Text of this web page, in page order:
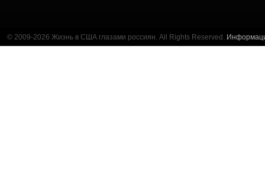
© 2009-2026 Жизнь в США глазами россиян. All Rights Reserved.